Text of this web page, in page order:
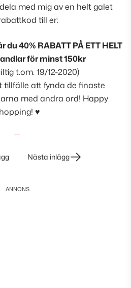
med mig av en helt galet
till er:
du 40% RABATT PÅ ETT HELT
för minst 150kr
t.om. 19/12-2020)
tillfälle att fynda de finaste
med andra ord! Happy
♥
Nästa inlägg